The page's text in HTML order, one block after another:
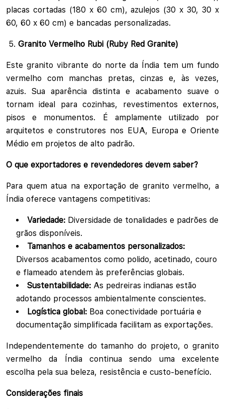
placas cortadas (180 x 60 cm), azulejos (30 x 30, 30 x
60, 60 x 60 cm) e bancadas personalizadas.
Granito Vermelho Rubi (Ruby Red Granite)
Este granito vibrante do norte da Índia tem um fundo
vermelho com manchas pretas, cinzas e, às vezes,
azuis. Sua aparência distinta e acabamento suave o
tornam ideal para cozinhas, revestimentos externos,
pisos e monumentos. É amplamente utilizado por
arquitetos e construtores nos EUA, Europa e Oriente
Médio em projetos de alto padrão.
O que exportadores e revendedores devem saber?
Para quem atua na exportação de granito vermelho, a
Índia oferece vantagens competitivas:
Variedade: Diversidade de tonalidades e padrões de
grãos disponíveis.
Tamanhos e acabamentos personalizados:
Diversos acabamentos como polido, acetinado, couro
e flameado atendem às preferências globais.
Sustentabilidade: As pedreiras indianas estão
adotando processos ambientalmente conscientes.
Logística global: Boa conectividade portuária e
documentação simplificada facilitam as exportações.
Independentemente do tamanho do projeto, o granito
vermelho da Índia continua sendo uma excelente
escolha pela sua beleza, resistência e custo-benefício.
Considerações finais